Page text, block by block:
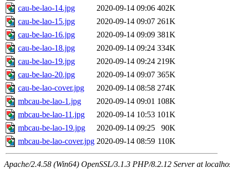
cau-be-lao-14.jpg
2020-09-14 09:06 402K
cau-be-lao-15.jpg
2020-09-14 09:07 261K
cau-be-lao-16.jpg
2020-09-14 09:09 381K
cau-be-lao-18.jpg
2020-09-14 09:24 334K
cau-be-lao-19.jpg
2020-09-14 09:24 219K
cau-be-lao-20.jpg
2020-09-14 09:07 365K
cau-be-lao-cover.jpg
2020-09-14 08:58 274K
mbcau-be-lao-1.jpg
2020-09-14 09:01 108K
mbcau-be-lao-11.jpg
2020-09-14 10:53 101K
mbcau-be-lao-19.jpg
2020-09-14 09:25
90K
mbcau-be-lao-cover.jpg 2020-09-14 08:59 110K
Apache/2.4.58 (Win64) OpenSSL/3.1.3 PHP/8.2.12 Server at